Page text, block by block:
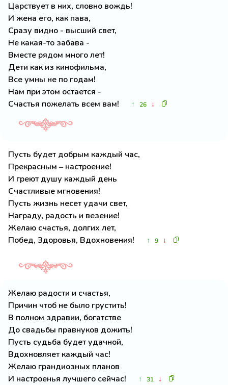
Царствует в них, словно вождь!
И жена его, как пава,
Сразу видно - высший свет,
Не какая-то забава -
Вместе рядом много лет!
Дети как из кинофильма,
Все умны не по годам!
Нам при этом остается -
Счастья пожелать всем вам!
↑ 26 ↓
Пусть будет добрым каждый час,
Прекрасным – настроение!
И греют душу каждый день
Счастливые мгновения!
Пусть жизнь несет удачи свет,
Награду, радость и везение!
Желаю счастья, долгих лет,
Побед, Здоровья, Вдохновения!
↑ 9 ↓
Желаю радости и счастья,
Причин чтоб не было грустить!
В полном здравии, богатстве
До свадьбы правнуков дожить!
Пусть судьба будет удачной,
Вдохновляет каждый час!
Желаю грандиозных планов
И настроенья лучшего сейчас!
↑ 31 ↓